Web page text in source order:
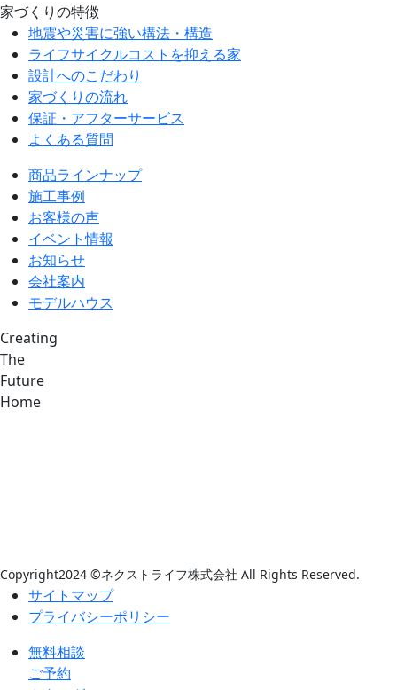
家づくりの特徴
地震や災害に強い構法・構造
ライフサイクルコストを抑える家
設計へのこだわり
家づくりの流れ
保証・アフターサービス
よくある質問
商品ラインナップ
施工事例
お客様の声
イベント情報
お知らせ
会社案内
モデルハウス
Creating
The
Future
Home
Copyright2024 ©ネクストライフ株式会社 All Rights Reserved.
サイトマップ
プライバシーポリシー
無料相談
ご予約